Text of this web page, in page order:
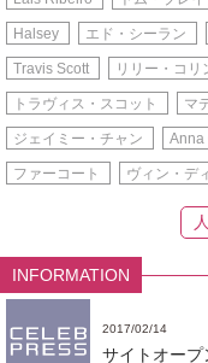
Halsey エド・シーラン
Travis Scott リリー・コリ
トラヴィス・スコット マ
ジェイミー・チャン Anna
ファーコート ヴィン・デ
INFORMATION
2017/02/14
サイトオー